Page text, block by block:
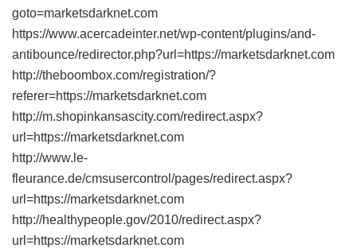
goto=marketsdarknet.com
https://www.acercadeinter.net/wp-content/plugins/and-
antibounce/redirector.php?url=https://marketsdarknet.com
http://theboombox.com/registration/?
referer=https://marketsdarknet.com
http://m.shopinkansascity.com/redirect.aspx?
url=https://marketsdarknet.com
http://www.le-
fleurance.de/cmsusercontrol/pages/redirect.aspx?
url=https://marketsdarknet.com
http://healthypeople.gov/2010/redirect.aspx?
url=https://marketsdarknet.com